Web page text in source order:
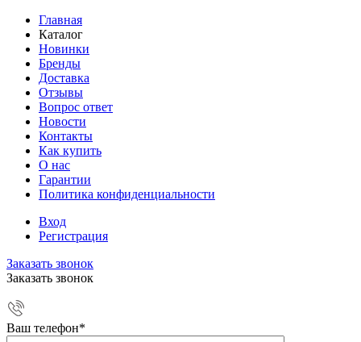
Главная
Каталог
Новинки
Бренды
Доставка
Отзывы
Вопрос ответ
Новости
Контакты
Как купить
О нас
Гарантии
Политика конфиденциальности
Вход
Регистрация
Заказать звонок
Заказать звонок
Ваш телефон*